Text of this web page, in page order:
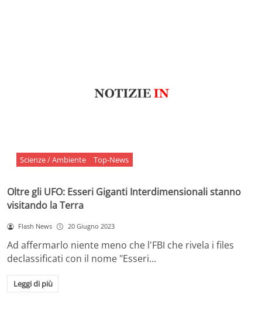
Scienze / Ambiente Top-News
Oltre gli UFO: Esseri Giganti Interdimensionali stanno
visitando la Terra
Flash News 20 Giugno 2023
Ad affermarlo niente meno che l'FBI che rivela i files
declassificati con il nome "Esseri…
Leggi di più